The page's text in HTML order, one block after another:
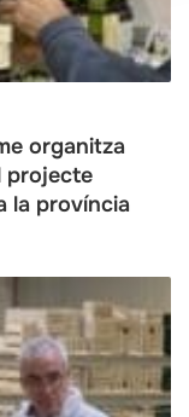
organitza
projecte
la província